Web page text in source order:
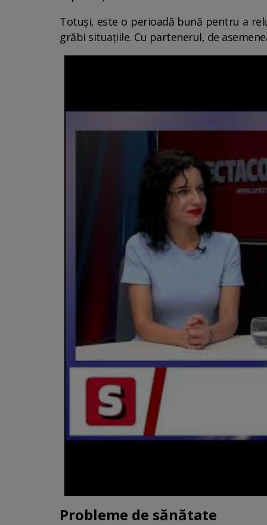
Totuși, este o perioadă bună pentru a
grăbi situațiile. Cu partenerul, de
Probleme de sănătate